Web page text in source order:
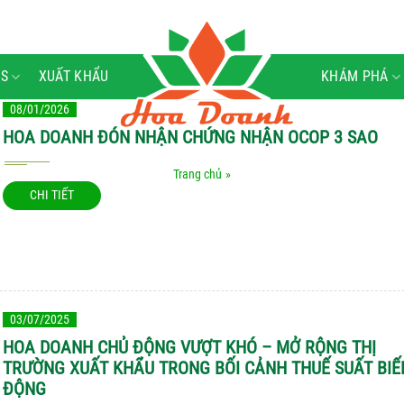
XUẤT KHẨU KHÁM PHÁ
Trang chủ »
08/01/2026
HOA DOANH ĐÓN NHẬN CHỨNG NHẬN OCOP 3 SAO
CHI TIẾT
03/07/2025
HOA DOANH CHỦ ĐỘNG VƯỢT KHÓ – MỞ RỘNG THỊ
TRƯỜNG XUẤT KHẨU TRONG BỐI CẢNH THUẾ SUẤT
ĐỘNG